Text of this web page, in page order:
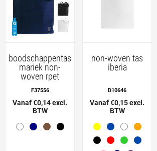
boodschappentas
mariek non-
woven rpet
F37556
Vanaf €0,14 excl.
BTW
non-woven tas
iberia
D10646
Vanaf €0,15 excl.
BTW